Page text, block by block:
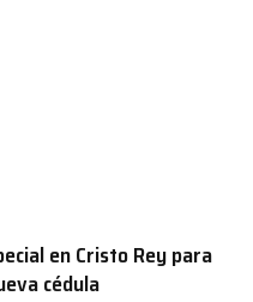
en Cristo Rey para
cédula